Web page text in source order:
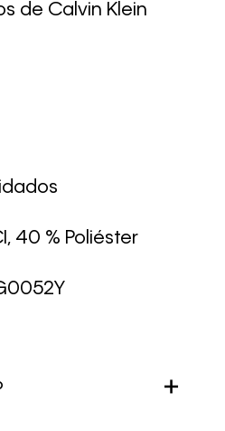
de Calvin Klein
40 % Poliéster